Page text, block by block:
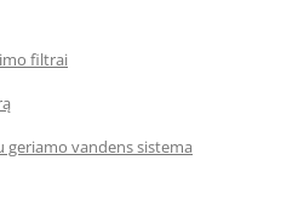
filtrai
vandens sistema